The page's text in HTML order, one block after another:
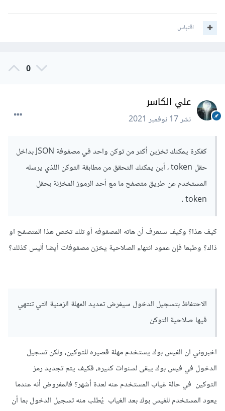
اقتباس
0
علي الكاسر
نشر17 نوفمبر 2021
كفكرة يمكنك تخزين أكثر من توكن واحد في مصفوفة JSON بداخل
حقل token ، أين يمكنك التحقق من مطابقة التوكن اللذي يرسله
المستخدم عن طريق متصفح ما مع أحد الرموز المخزنة بحقل
token .
كيف هذا؟ وكيف سنعرف أن هاته المصفوفه أو تلك تخص هذا المتصفح او
ذاك؟ وطبعا فإن عمود انتهاء الصلاحية يخزن مصفوفات أيضا أليس كذلك؟
الاحتفاظ بتسجيل الدخول سيفرض تمديد المهلة الزمنية التي تنتهي
فيها صلاحية التوكن
اخبروني ان الفيس بوك يستخدم مهلة قصيره للتوكين، ولكن تسجيل
الدخول في فيس بوك يبقى لسنوات كثيره، فكيف يتم تجديد رمز
التوكين في حالة غياب المستخدم عنه لعدة أشهر؟ فالمفروض أنه عندما
يعود المستخدم للفيس بوك بعد الغياب يُطلب منه تسجيل الدخول بما أن